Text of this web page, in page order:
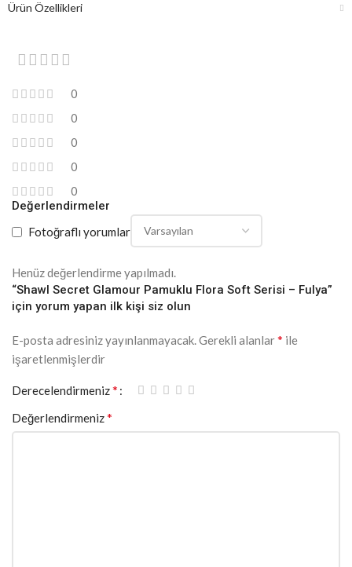
Ürün Özellikleri
0
0
0
0
0
Değerlendirmeler
Fotoğraflı yorumlar
Henüz değerlendirme yapılmadı.
“Shawl Secret Glamour Pamuklu Flora Soft Serisi – Fulya”
için yorum yapan ilk kişi siz olun
E-posta adresiniz yayınlanmayacak.Gerekli alanlar* ile
işaretlenmişlerdir
Derecelendirmeniz*
Değerlendirmeniz*